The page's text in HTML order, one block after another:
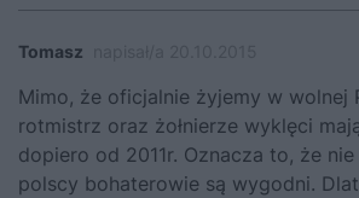
Tomasz
Mimo, że oficjalnie żyjemy w wolnej
rotmistrz oraz żołnierze wyklęci
dopiero od 2011r. Oznacza to, że
polscy bohaterowie są wygodni.